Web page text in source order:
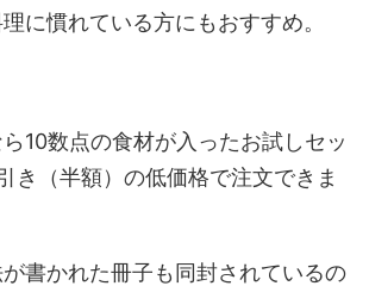
に慣れている方にもおすすめ。
10数点の食材が入ったお試しセッ
き（半額）の低価格で注文できま
書かれた冊子も同封されているの